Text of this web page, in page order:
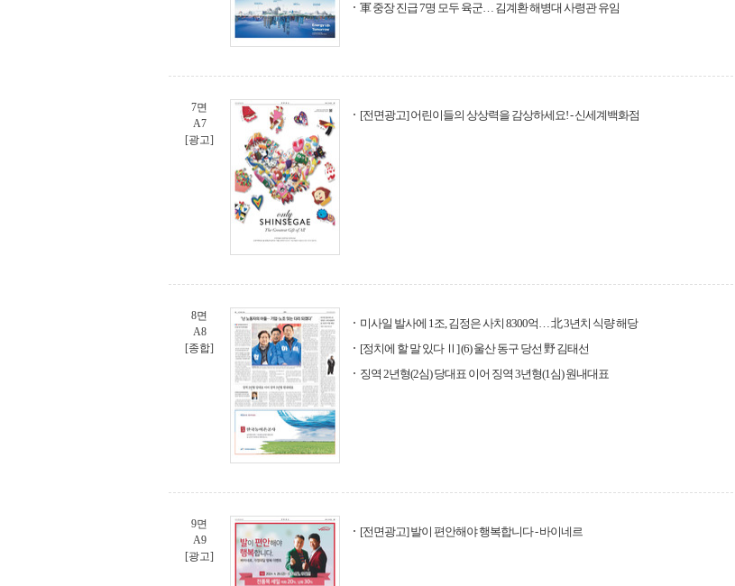
軍 중장 진급 7명 모두 육군… 김계환 해병대 사령관 유임
7면
A7
[광고]
[전면광고] 어린이들의 상상력을 감상하세요! - 신세계백화점
8면
A8
[종합]
미사일 발사에 1조, 김정은 사치 8300억… 北 3년치 식량 해당
[정치에 할 말 있다 Ⅱ] (6) 울산 동구 당선 野 김태선
징역 2년형(2심) 당대표 이어 징역 3년형(1심) 원내대표
9면
A9
[광고]
[전면광고] 발이 편안해야 행복합니다 - 바이네르